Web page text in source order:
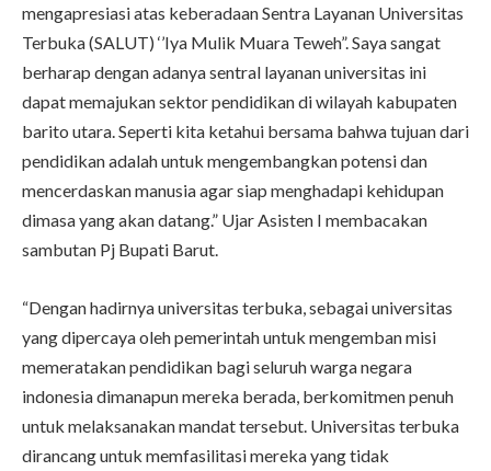
mengapresiasi atas keberadaan Sentra Layanan Universitas
Terbuka (SALUT) ‘’Iya Mulik Muara Teweh”. Saya sangat
berharap dengan adanya sentral layanan universitas ini
dapat memajukan sektor pendidikan di wilayah kabupaten
barito utara. Seperti kita ketahui bersama bahwa tujuan dari
pendidikan adalah untuk mengembangkan potensi dan
mencerdaskan manusia agar siap menghadapi kehidupan
dimasa yang akan datang.” Ujar Asisten I membacakan
sambutan Pj Bupati Barut.
“Dengan hadirnya universitas terbuka, sebagai universitas
yang dipercaya oleh pemerintah untuk mengemban misi
memeratakan pendidikan bagi seluruh warga negara
indonesia dimanapun mereka berada, berkomitmen penuh
untuk melaksanakan mandat tersebut. Universitas terbuka
dirancang untuk memfasilitasi mereka yang tidak